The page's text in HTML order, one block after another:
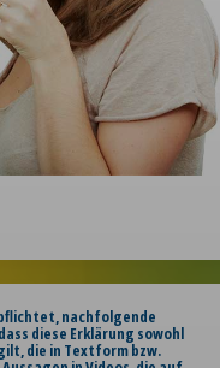
nachfolgende
diese Erklärung sowohl
die in Textform bzw.